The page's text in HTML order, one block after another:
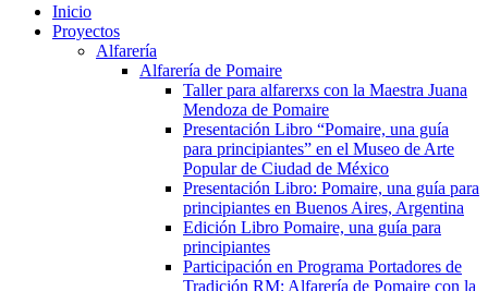
Inicio
Proyectos
Alfarería
Alfarería de Pomaire
Taller para alfarerxs con la Maestra Juana
Mendoza de Pomaire
Presentación Libro “Pomaire, una guía
para principiantes” en el Museo de Arte
Popular de Ciudad de México
Presentación Libro: Pomaire, una guía para
principiantes en Buenos Aires, Argentina
Edición Libro Pomaire, una guía para
principiantes
Participación en Programa Portadores de
Tradición RM: Alfarería de Pomaire con la